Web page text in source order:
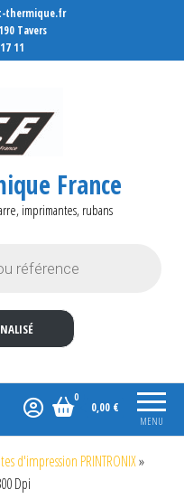
thermique.fr
Tavers
11
France
imprimantes, rubans
MENU
0
0,00 €
d'impression PRINTRONIX»
Dpi